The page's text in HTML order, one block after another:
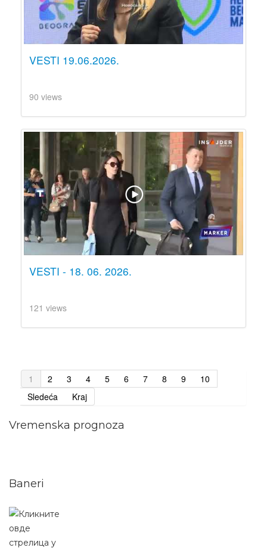
VESTI 19.06.2026.
90 views
VESTI - 18. 06. 2026.
121 views
1 2 3 4 5 6 7 8 9
10
Sledeća
Kraj
Vremenska prognoza
Baneri